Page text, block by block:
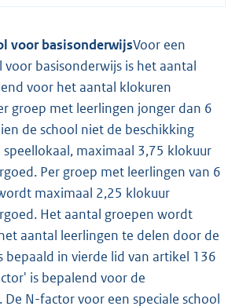
voor basisonderwijsVoor een
voor basisonderwijs is het aantal
voor het aantal klokuren
groep met leerlingen jonger dan 6
de school niet de beschikking
maximaal 3,75 klokuur
Per groep met leerlingen van 6
maximaal 2,25 klokuur
Het aantal groepen wordt
aantal leerlingen te delen door de
bepaald in vierde lid van artikel 136
is bepalend voor de
N-factor voor een speciale school